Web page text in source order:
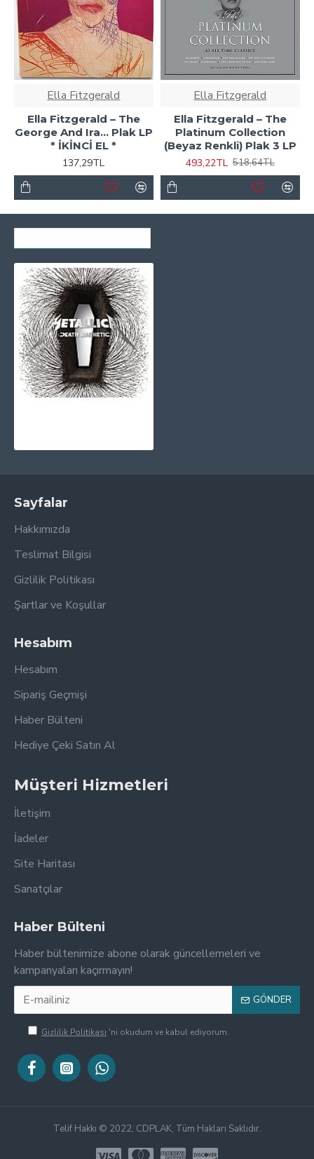
Ella Fitzgerald
Ella Fitzgerald ‎– The
George And Ira... Plak LP
* İKİNCİ EL *
137,29TL
Ella Fitzgerald
Ella Fitzgerald – The
Platinum Collection
(Beyaz Renkli) Plak 3 LP
493,22TL 518,64TL
Sayfalar
Hakkımızda
Teslimat Bilgisi
Gizlilik Politikası
Şartlar ve Koşullar
Hesabım
Hesabım
Sipariş Geçmişi
Haber Bülteni
Hediye Çeki Satın Al
Müşteri Hizmetleri
İletişim
İadeler
Site Haritası
Sanatçılar
Haber Bülteni
Haber bültenimize abone olarak güncellemeleri ve
kampanyaları kaçırmayın!
GÖNDER
Gizlilik Politikası 'ni okudum ve kabul ediyorum.
Telif Hakkı © 2022, CDPLAK, Tüm Hakları Saklıdır.